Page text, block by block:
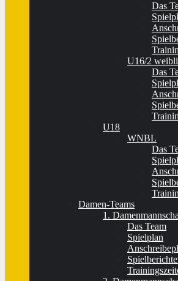
Das
U16/2
Das
U18
WNBL
Das
Damen-Teams
1.
Das Team
Spielplan